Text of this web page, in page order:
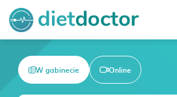
W gabinecie Online